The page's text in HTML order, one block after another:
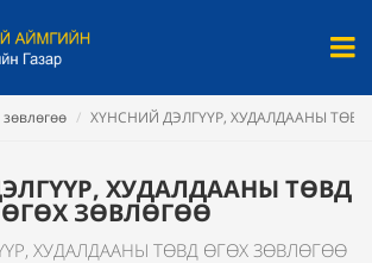
ХҮНСНИЙ ДЭЛГҮҮР, ХУДАЛДААНЫ
ХУДАЛДААНЫ ТӨВД
ӨГӨХ ЗӨВЛӨГӨӨ
ХУДАЛДААНЫ ТӨВД ӨГӨХ ЗӨВЛӨГӨӨ